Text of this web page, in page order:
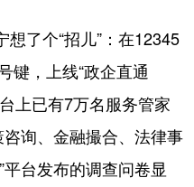
了个“招儿”：在12345
键，上线“政企直通
上已有7万名服务管家
询、金融撮合、法律事
台发布的调查问卷显